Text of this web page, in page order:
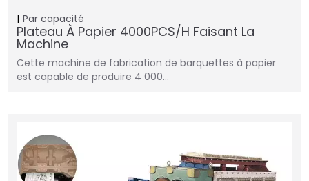
Par capacité
Plateau À Papier 4000PCS/H Faisant La
Machine
Cette machine de fabrication de barquettes à papier
est capable de produire 4 000…